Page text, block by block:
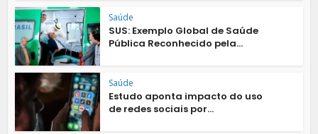
Saúde
SUS: Exemplo Global de Saúde
Pública Reconhecido pela...
Saúde
Estudo aponta impacto do uso
de redes sociais por...